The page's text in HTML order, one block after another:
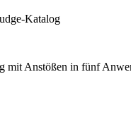
mit Anstößen in fünf